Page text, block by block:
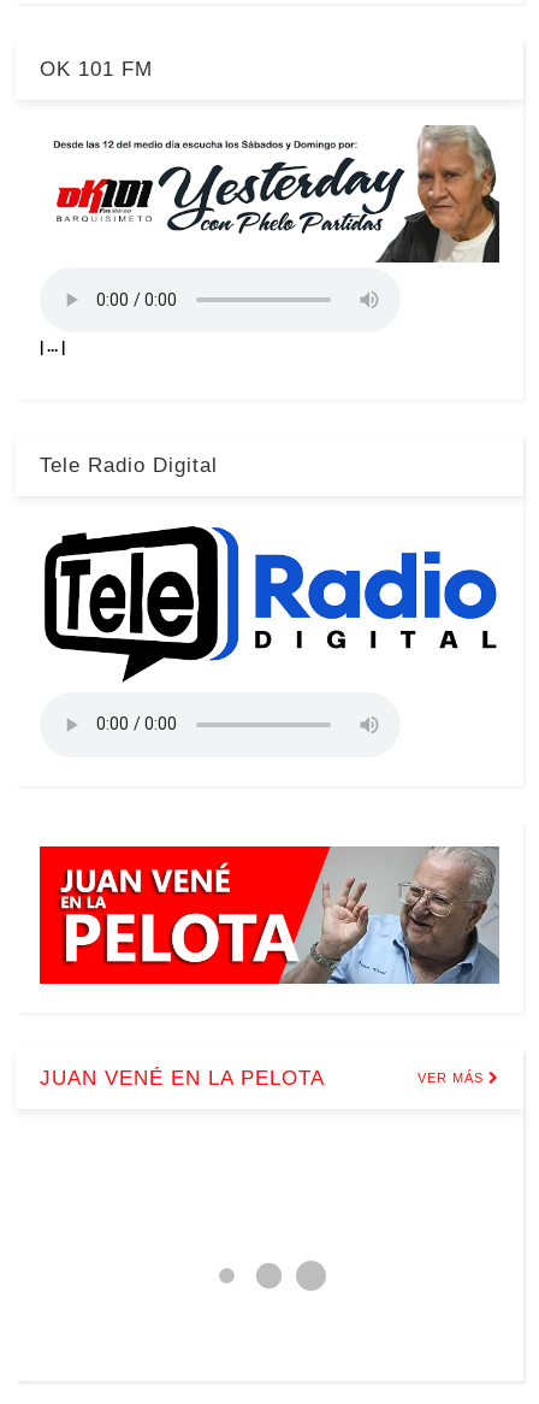
OK 101 FM
| ... |
Tele Radio Digital
JUAN VENÉ EN LA PELOTA VER MÁS